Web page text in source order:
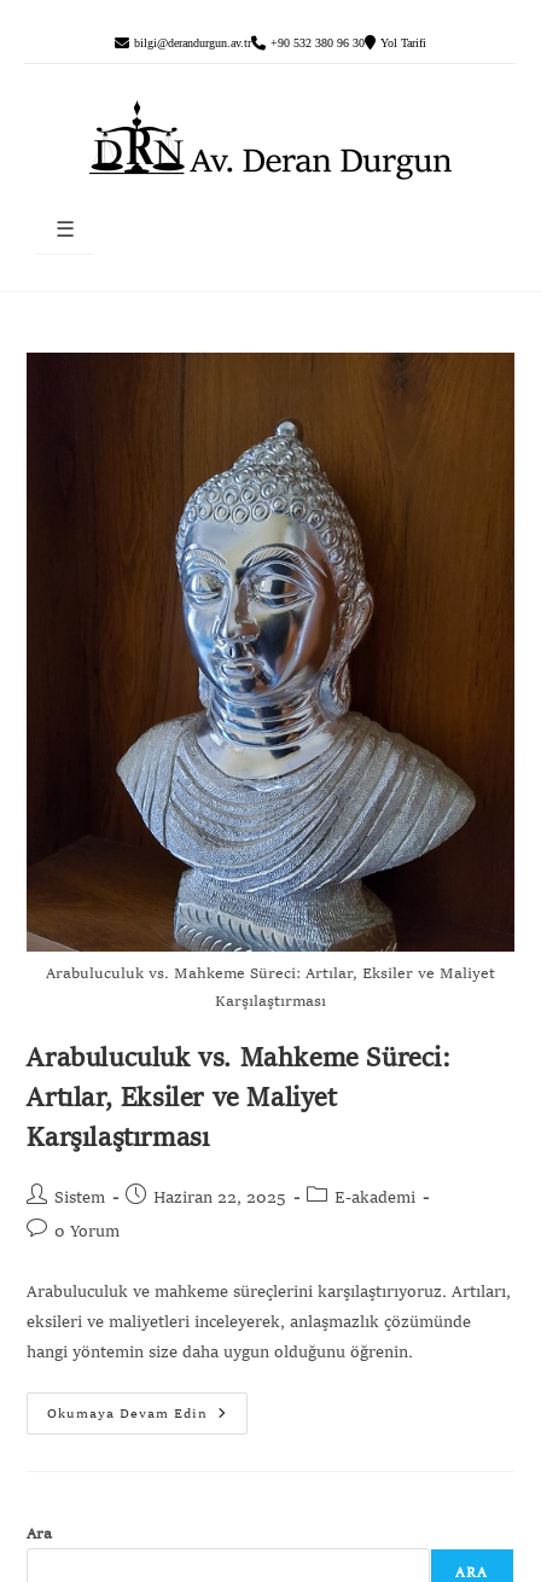
bilgi@derandurgun.av.tr +90 532 380 96 30 Yol Tarifi
☰
Arabuluculuk vs. Mahkeme Süreci: Artılar, Eksiler ve Maliyet
Karşılaştırması
Arabuluculuk vs. Mahkeme Süreci:
Artılar, Eksiler ve Maliyet
Karşılaştırması
Sistem Haziran 22, 2025
E-akademi
0 Yorum
Arabuluculuk ve mahkeme süreçlerini karşılaştırıyoruz. Artıları,
eksileri ve maliyetleri inceleyerek, anlaşmazlık çözümünde
hangi yöntemin size daha uygun olduğunu öğrenin.
Okumaya Devam Edin
Ara
ARA